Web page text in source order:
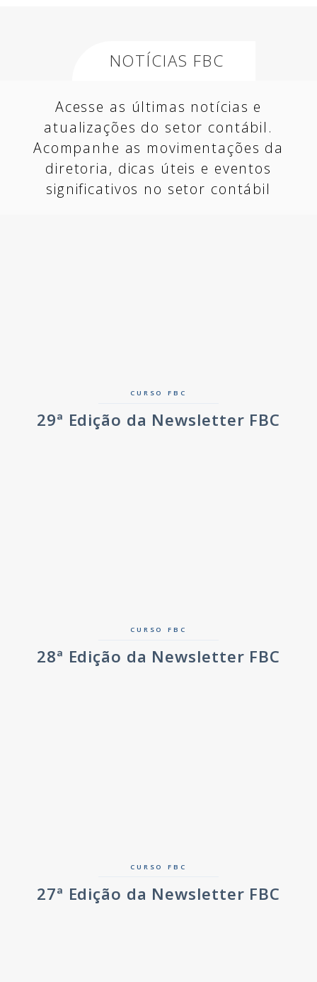
NOTÍCIAS FBC
Acesse as últimas notícias e
atualizações do setor contábil.
Acompanhe as movimentações da
diretoria, dicas úteis e eventos
significativos no setor contábil
CURSO FBC
29ª Edição da Newsletter FBC
CURSO FBC
28ª Edição da Newsletter FBC
CURSO FBC
27ª Edição da Newsletter FBC